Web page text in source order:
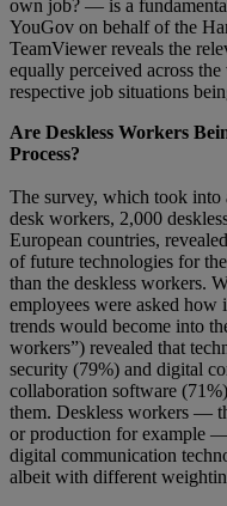
own job? — is a
YouGov on behalf of the
TeamViewer reveals the
equally perceived across
respective job situations
Are Deskless Workers
Process?
The survey, which took into
desk workers, 2,000
European countries,
of future technologies for
than the deskless workers.
employees were asked how
trends would become into
workers”) revealed that
security (79%) and digital
collaboration software
them. Deskless workers —
or production for example
digital communication
albeit with different